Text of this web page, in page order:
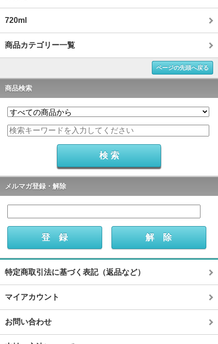
720ml
商品カテゴリー一覧
ページの先頭へ戻る
商品検索
メルマガ登録・解除
特定商取引法に基づく表記（返品など）
マイアカウント
お問い合わせ